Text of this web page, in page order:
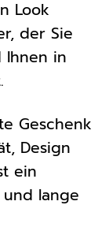
Look
der Sie
in
Geschenk
Design
ein
lange